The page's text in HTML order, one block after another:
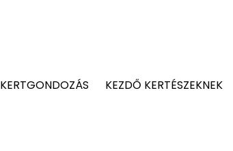
KERTGONDOZÁS KEZDŐ KERTÉSZEKNEK